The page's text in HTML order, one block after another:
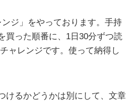
ジ」をやっております。手持
買った順番に、1日30分ずつ読
ャレンジです。使って納得し
けるかどうかは別にして、文章